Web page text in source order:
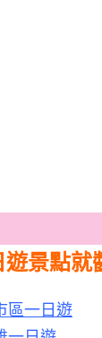
景點就
區一日遊